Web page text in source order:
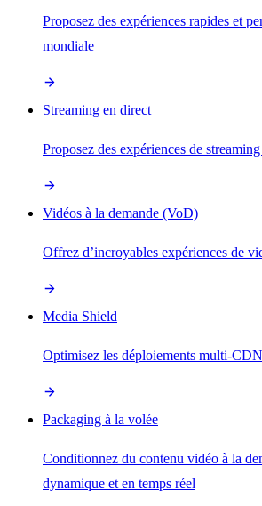
Proposez des expériences rapides et
mondiale
Streaming en direct
Proposez des expériences de
Vidéos à la demande (VoD)
Offrez d’incroyables expériences de
Media Shield
Optimisez les déploiements multi-CDN
Packaging à la volée
Conditionnez du contenu vidéo à la
dynamique et en temps réel